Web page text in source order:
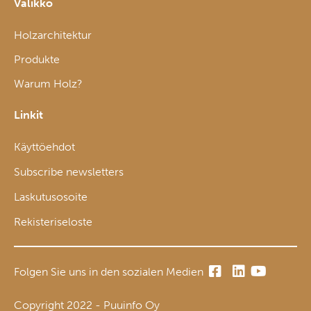
Valikko
Holzarchitektur
Produkte
Warum Holz?
Linkit
Käyttöehdot
Subscribe newsletters
Laskutusosoite
Rekisteriseloste
Folgen Sie uns in den sozialen Medien
Copyright 2022 - Puuinfo Oy